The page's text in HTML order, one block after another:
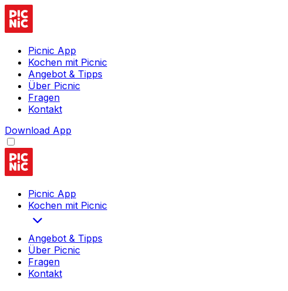
Picnic App
Kochen mit Picnic
Angebot & Tipps
Über Picnic
Fragen
Kontakt
Download App
Picnic App
Kochen mit Picnic
Angebot & Tipps
Über Picnic
Fragen
Kontakt